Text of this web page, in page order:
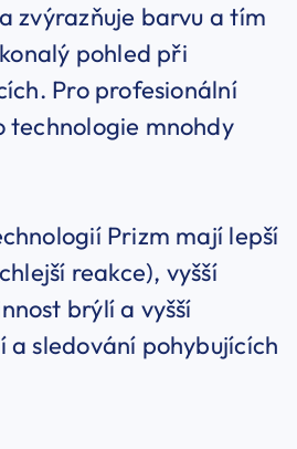
zvýrazňuje barvu a tím
pohled při
Pro profesionální
mnohdy
Prizm mají lepší
reakce), vyšší
brýlí a vyšší
a sledování pohybujících